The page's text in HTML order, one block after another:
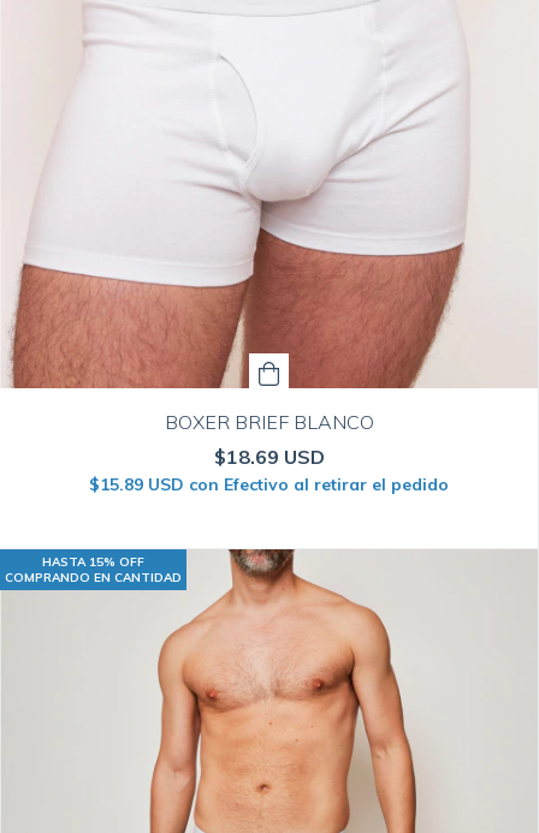
BOXER BRIEF BLANCO
$18.69 USD
$15.89 USD con Efectivo al retirar el pedido
HASTA 15% OFF
COMPRANDO EN CANTIDAD